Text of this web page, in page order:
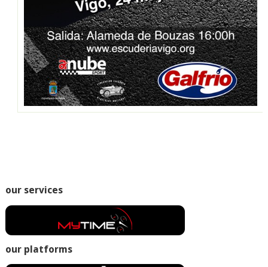
our services
our platforms